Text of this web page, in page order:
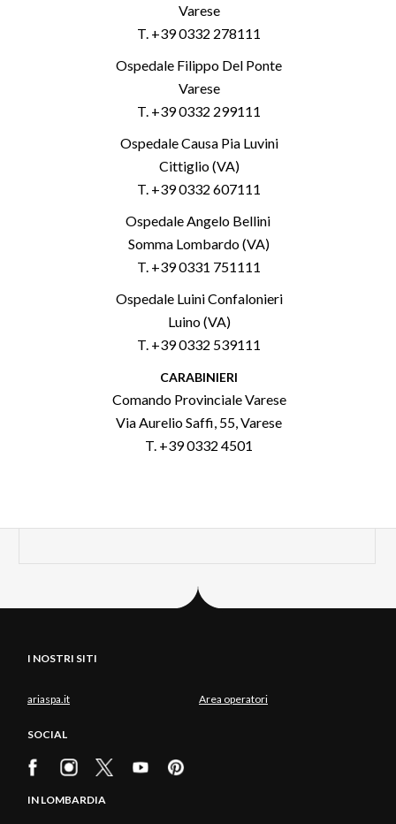
Varese
T. +39 0332 278111
Ospedale Filippo Del Ponte
Varese
T. +39 0332 299111
Ospedale Causa Pia Luvini
Cittiglio (VA)
T. +39 0332 607111
Ospedale Angelo Bellini
Somma Lombardo (VA)
T. +39 0331 751111
Ospedale Luini Confalonieri
Luino (VA)
T. +39 0332 539111
CARABINIERI
Comando Provinciale Varese
Via Aurelio Saffi, 55, Varese
T. +39 0332 4501
I NOSTRI SITI
ariaspa.it Area operatori
SOCIAL
IN LOMBARDIA